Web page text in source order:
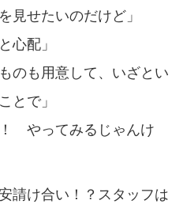
見せたいのだけど」
心配」
のも用意して、いざとい
とで」
！ やってみるじゃんけ
請け合い！？スタッフは